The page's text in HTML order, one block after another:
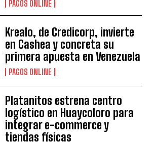
PAGOS ONLINE
Krealo, de Credicorp, invierte
en Cashea y concreta su
primera apuesta en Venezuela
PAGOS ONLINE
Platanitos estrena centro
logístico en Huaycoloro para
integrar e-commerce y
tiendas físicas